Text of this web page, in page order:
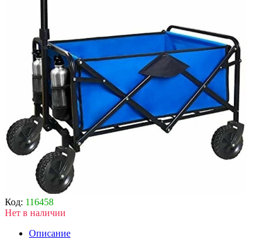
Код: 116458
Нет в наличии
Описание